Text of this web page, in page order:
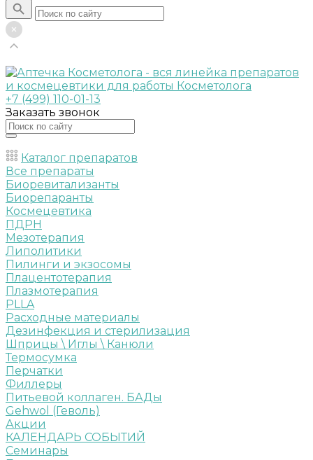
+7 (499) 110-01-13
Заказать звонок
Каталог препаратов
Все препараты
Биоревитализанты
Биорепаранты
Космецевтика
ПДРН
Мезотерапия
Липолитики
Пилинги и экзосомы
Плацентотерапия
Плазмотерапия
PLLA
Расходные материалы
Дезинфекция и стерилизация
Шприцы \ Иглы \ Канюли
Термосумка
Перчатки
Филлеры
Питьевой коллаген. БАДы
Gehwol (Геволь)
Акции
КАЛЕНДАРЬ СОБЫТИЙ
Семинары